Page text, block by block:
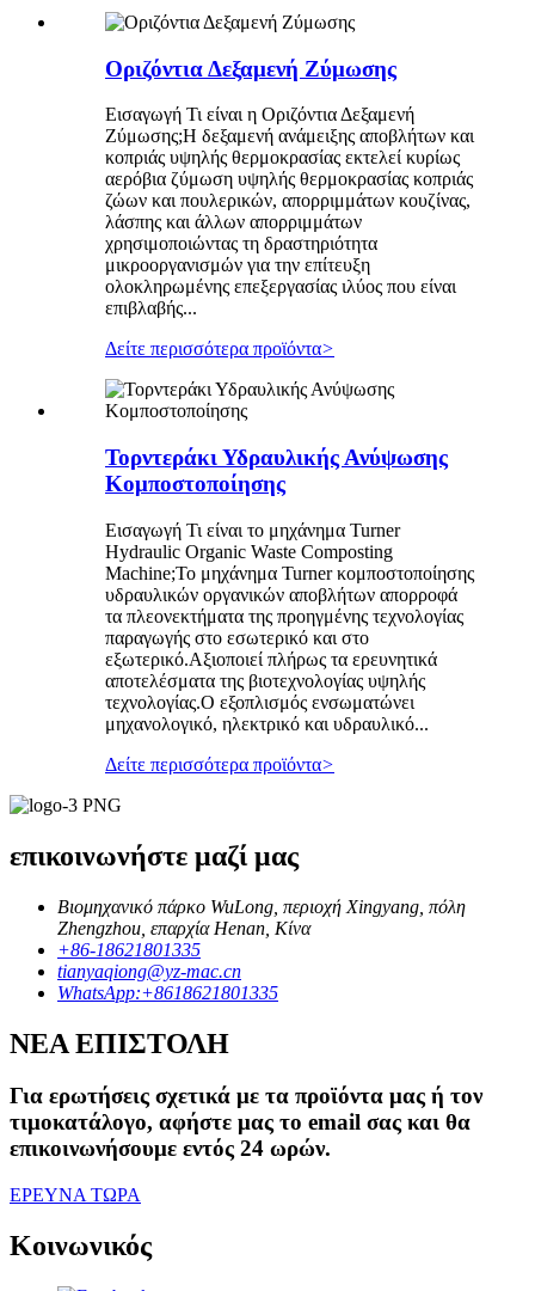
Οριζόντια Δεξαμενή Ζύμωσης
Εισαγωγή Τι είναι η Οριζόντια Δεξαμενή
Ζύμωσης;Η δεξαμενή ανάμειξης αποβλήτων και
κοπριάς υψηλής θερμοκρασίας εκτελεί κυρίως
αερόβια ζύμωση υψηλής θερμοκρασίας κοπριάς
ζώων και πουλερικών, απορριμμάτων κουζίνας,
λάσπης και άλλων απορριμμάτων
χρησιμοποιώντας τη δραστηριότητα
μικροοργανισμών για την επίτευξη
ολοκληρωμένης επεξεργασίας ιλύος που είναι
επιβλαβής...
Δείτε περισσότερα προϊόντα>
Τορντεράκι Υδραυλικής Ανύψωσης
Κομποστοποίησης
Εισαγωγή Τι είναι το μηχάνημα Turner
Hydraulic Organic Waste Composting
Machine;Το μηχάνημα Turner κομποστοποίησης
υδραυλικών οργανικών αποβλήτων απορροφά
τα πλεονεκτήματα της προηγμένης τεχνολογίας
παραγωγής στο εσωτερικό και στο
εξωτερικό.Αξιοποιεί πλήρως τα ερευνητικά
αποτελέσματα της βιοτεχνολογίας υψηλής
τεχνολογίας.Ο εξοπλισμός ενσωματώνει
μηχανολογικό, ηλεκτρικό και υδραυλικό...
Δείτε περισσότερα προϊόντα>
επικοινωνήστε μαζί μας
Βιομηχανικό πάρκο WuLong, περιοχή Xingyang, πόλη
Zhengzhou, επαρχία Henan, Κίνα
+86-18621801335
tianyaqiong@yz-mac.cn
WhatsApp:+8618621801335
ΝΕΑ ΕΠΙΣΤΟΛΗ
Για ερωτήσεις σχετικά με τα προϊόντα μας ή τον
τιμοκατάλογο, αφήστε μας το email σας και θα
επικοινωνήσουμε εντός 24 ωρών.
ΕΡΕΥΝΑ ΤΩΡΑ
Κοινωνικός